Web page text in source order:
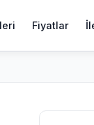
Fiyatlar